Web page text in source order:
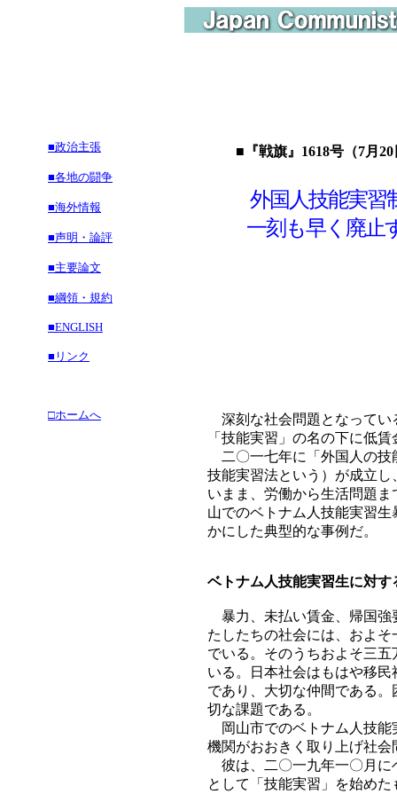
■政治主張
■各地の闘争
■海外情報
■声明・論評
■主要論文
■綱領・規約
■ENGLISH
■リンク
□ホームへ
■『戦旗』1618号（7月
外国人技能実習
一刻も早く廃止
深刻な社会問題となってい
「技能実習」の名の下に低
二〇一七年に「外国人の技
技能実習法という）が成立
いまま、労働から生活問題
山でのベトナム人技能実習
かにした典型的な事例だ。
ベトナム人技能実習生に対
暴力、未払い賃金、帰国強
たしたちの社会には、およ
でいる。そのうちおよそ三
いる。日本社会はもはや移
であり、大切な仲間である
切な課題である。
岡山市でのベトナム人技能
機関がおおきく取り上げ社会
彼は、二〇一九年一〇月に
として「技能実習」を始め